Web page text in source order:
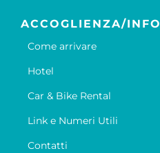
ACCOGLIENZA/INFO
Come arrivare
Hotel
Car & Bike Rental
Link e Numeri Utili
Contatti